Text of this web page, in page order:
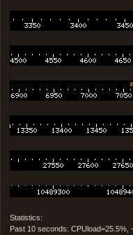
Statistics:
Past 10 seconds: